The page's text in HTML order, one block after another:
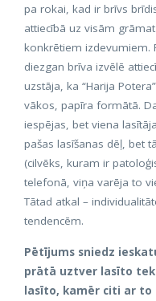
pa rokai, kad ir brīvs
attiecībā uz visām
konkrētiem izdevumiem.
diezgan brīva izvēlē
uzstāja, ka “Harija
vākos, papīra formātā.
iespējas, bet viena
pašas lasīšanas dēļ, bet
(cilvēks, kuram ir
telefonā, viņa varēja to
Tātad atkal –
tendencēm.
Pētījums sniedz
prātā uztver lasīto
lasīto, kamēr citi ar to